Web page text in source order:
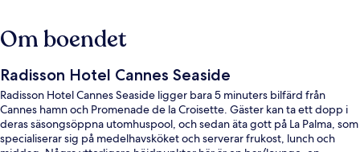
Om boendet
Radisson Hotel Cannes Seaside
Radisson Hotel Cannes Seaside ligger bara 5 minuters bilfärd från
Cannes hamn och Promenade de la Croisette. Gäster kan ta ett dopp i
deras säsongsöppna utomhuspool, och sedan äta gott på La Palma, som
specialiserar sig på medelhavsköket och serverar frukost, lunch och